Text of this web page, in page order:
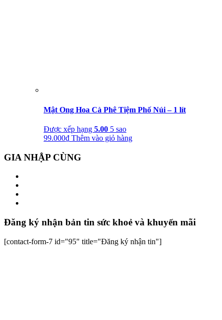
Mật Ong Hoa Cà Phê Tiệm Phố Núi – 1 lít
Được xếp hạng 5.00 5 sao
99.000₫ Thêm vào giỏ hàng
GIA NHẬP CÙNG
Đăng ký nhận bản tin sức khoẻ và khuyến mãi
[contact-form-7 id="95" title="Đăng ký nhận tin"]